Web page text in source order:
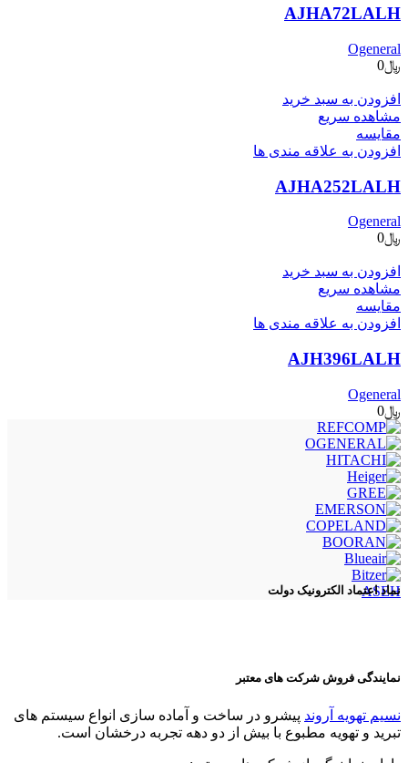
AJHA72LALH
Ogeneral
﷼0
افزودن به سبد خرید
مشاهده سریع
مقایسه
افزودن به علاقه مندی ها
AJHA252LALH
Ogeneral
﷼0
افزودن به سبد خرید
مشاهده سریع
مقایسه
افزودن به علاقه مندی ها
AJH396LALH
Ogeneral
﷼0
ASEH
نماد اعتماد الکترونیک دولت
نمایندگی فروش شرکت های معتبر
نسیم تهویه آروند پیشرو در ساخت و آماده سازی انواع سیستم های
تبرید و تهویه مطبوع با بیش از دو دهه تجربه درخشان است.